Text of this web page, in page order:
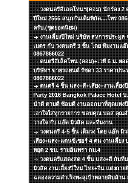
วงดนตรีอีเลคโทนฯ(คอม) นักร้อง 2
ปีใหม่ 2566 สนุกกันเต็มพิกัด....โทร
ครับ.(ชุดยอดนิยม)
งานเลี้ยงปีใหม่ บริษัท สหการประมูล
เมตร กับ วงดนตรี 3 ชิ้น โดย ทีมงานแ
0867866022
ดนตรีอีเล็คโทน (คอม)+เวที 6 ม. ยอ
บริษัทฯ ขายรถยนต์ รัชดา 33 ราคาปร
0867866022
ดนตรี 4 ชิ้น แสง+สี+เสียง+งานเลี้ย
Party 2016 Bangkok Palace Hotel
นำดี ตามดี ซ้อมดี งานออกมาที่สุดแห่ง
เอาใจใส่ทุกรายการ ขอบคุณ บอส คุณอ
วางใจ กับ แอ๊ด มิวสิค และทีมงาน
วงดนตรี 4-5 ชิ้น เต็มวง โดย แอ๊ด มิว
เสียง+แสง+แดนซ์เซอร์ 4 คน งานเลี้ย
หยุด 2 ชม. รามอินทรา กม.4
วงดนตรีแสดงสด 4 ชิ้น แสง+สี กับที
มิวสิค งานเลี้ยงปีใหม่ ไทย+จีน แต่งกา
ฉลองความสำเร็จทะลุเป้าหลายสิบล้า